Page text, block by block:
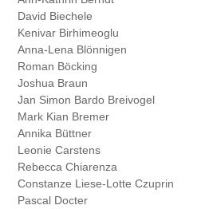
David Biechele
Kenivar Birhimeoglu
Anna-Lena Blönnigen
Roman Böcking
Joshua Braun
Jan Simon Bardo Breivogel
Mark Kian Bremer
Annika Büttner
Leonie Carstens
Rebecca Chiarenza
Constanze Liese-Lotte Czuprin
Pascal Docter